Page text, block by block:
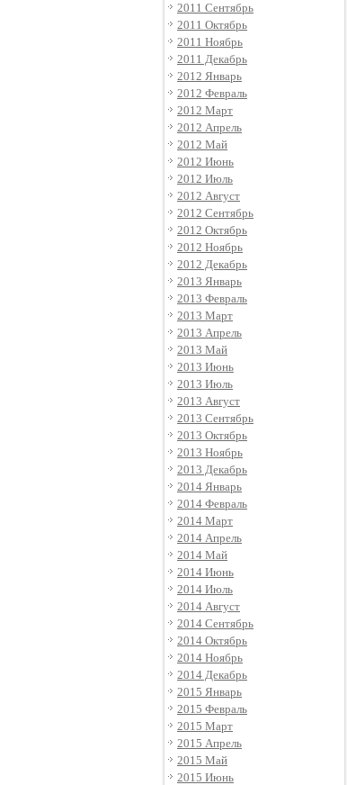
2011 Сентябрь
2011 Октябрь
2011 Ноябрь
2011 Декабрь
2012 Январь
2012 Февраль
2012 Март
2012 Апрель
2012 Май
2012 Июнь
2012 Июль
2012 Август
2012 Сентябрь
2012 Октябрь
2012 Ноябрь
2012 Декабрь
2013 Январь
2013 Февраль
2013 Март
2013 Апрель
2013 Май
2013 Июнь
2013 Июль
2013 Август
2013 Сентябрь
2013 Октябрь
2013 Ноябрь
2013 Декабрь
2014 Январь
2014 Февраль
2014 Март
2014 Апрель
2014 Май
2014 Июнь
2014 Июль
2014 Август
2014 Сентябрь
2014 Октябрь
2014 Ноябрь
2014 Декабрь
2015 Январь
2015 Февраль
2015 Март
2015 Апрель
2015 Май
2015 Июнь